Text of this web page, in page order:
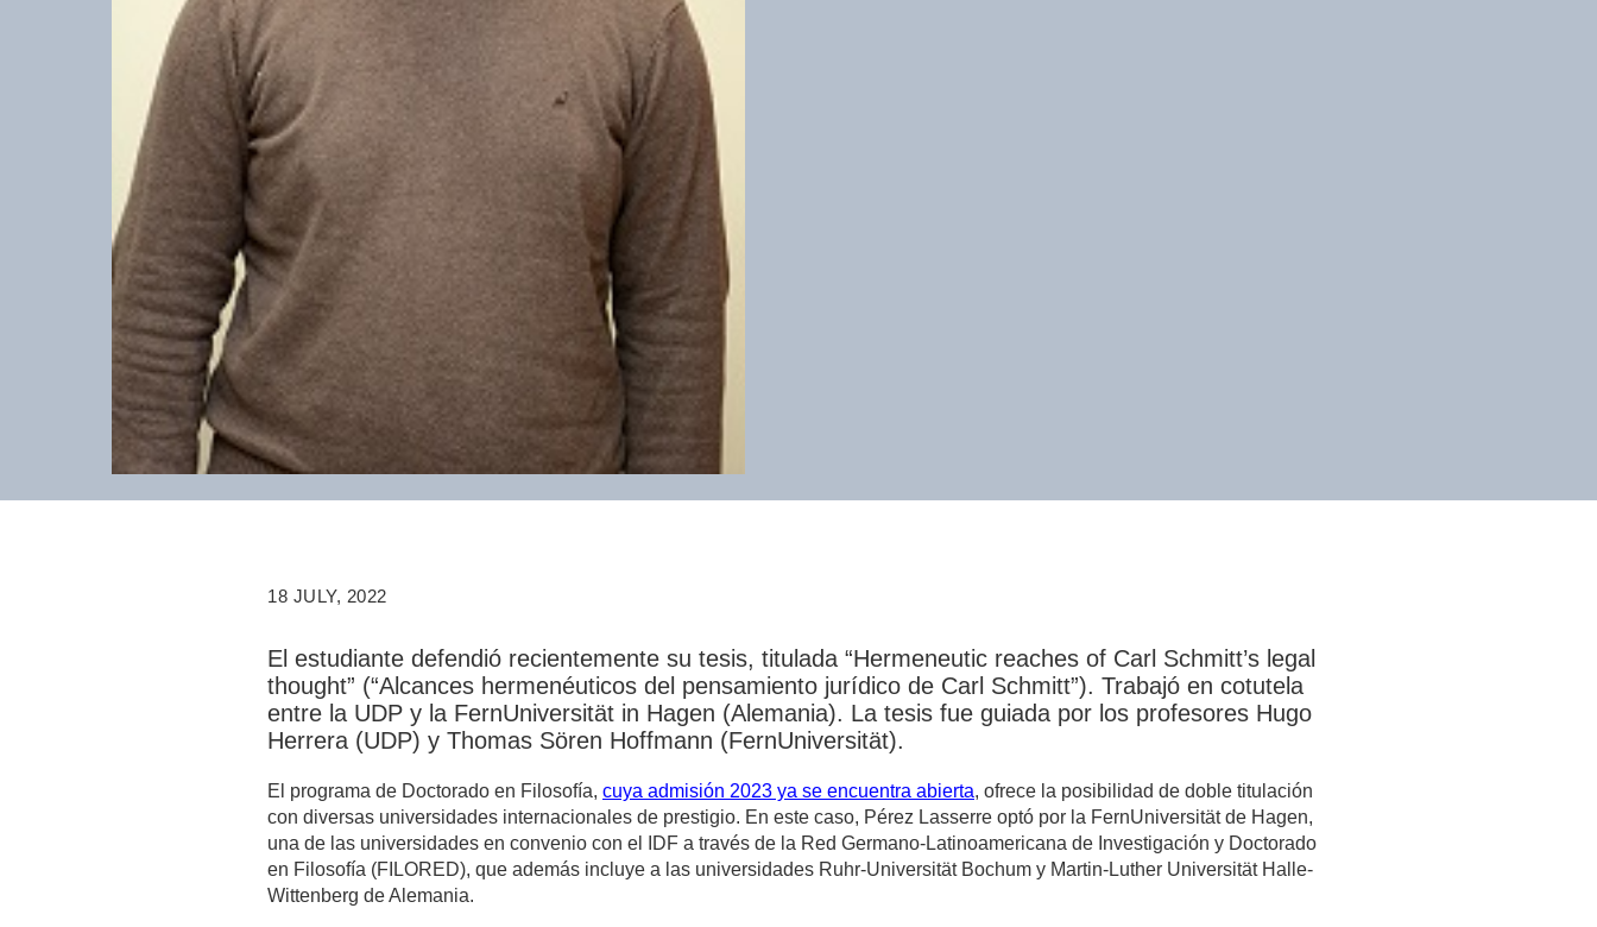
18 JULY, 2022
El estudiante defendió recientemente su tesis, titulada “Hermeneutic reaches of Carl Schmitt’s legal
thought” (“Alcances hermenéuticos del pensamiento jurídico de Carl Schmitt”). Trabajó en cotutela
entre la UDP y la FernUniversität in Hagen (Alemania). La tesis fue guiada por los profesores Hugo
Herrera (UDP) y Thomas Sören Hoffmann (FernUniversität).
El programa de Doctorado en Filosofía, cuya admisión 2023 ya se encuentra abierta, ofrece la posibilidad de doble titulación
con diversas universidades internacionales de prestigio. En este caso, Pérez Lasserre optó por la FernUniversität de Hagen,
una de las universidades en convenio con el IDF a través de la Red Germano-Latinoamericana de Investigación y Doctorado
en Filosofía (FILORED), que además incluye a las universidades Ruhr-Universität Bochum y Martin-Luther Universität Halle-
Wittenberg de Alemania.